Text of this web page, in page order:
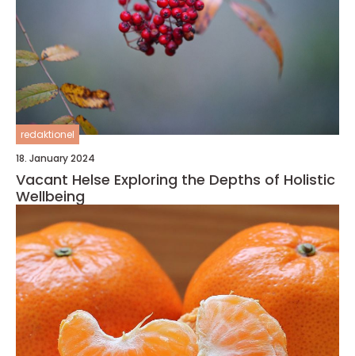
redaktionel
18. January 2024
Vacant Helse Exploring the Depths of Holistic
Wellbeing